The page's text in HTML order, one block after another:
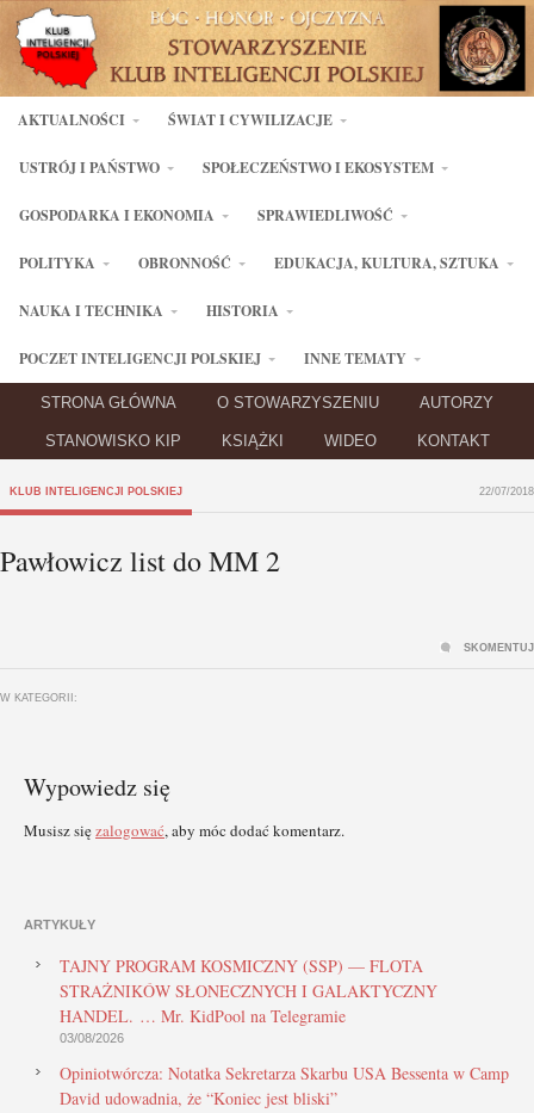
AKTUALNOŚCI ŚWIAT I CYWILIZACJE
USTRÓJ I PAŃSTWO SPOŁECZEŃSTWO I EKOSYSTEM
GOSPODARKA I EKONOMIA SPRAWIEDLIWOŚĆ
POLITYKA OBRONNOŚĆ EDUKACJA, KULTURA, SZTUKA
NAUKA I TECHNIKA HISTORIA
POCZET INTELIGENCJI POLSKIEJ INNE TEMATY
STRONA GŁÓWNA O STOWARZYSZENIU AUTORZY
STANOWISKO KIP KSIĄŻKI WIDEO KONTAKT
KLUB INTELIGENCJI POLSKIEJ 22/07/2018
Pawłowicz list do MM 2
W KATEGORII:
SKOMENTUJ
Wypowiedz się
Musisz sięzalogować, aby móc dodać komentarz.
ARTYKUŁY
TAJNY PROGRAM KOSMICZNY (SSP) — FLOTA
STRAŻNIKÓW SŁONECZNYCH I GALAKTYCZNY
HANDEL. … Mr. KidPool na Telegramie
03/08/2026
Opiniotwórcza: Notatka Sekretarza Skarbu USA Bessenta w Camp
David udowadnia, że “Koniec jest bliski”